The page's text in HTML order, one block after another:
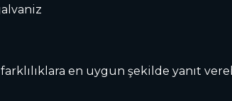
en uygun şekilde yanıt